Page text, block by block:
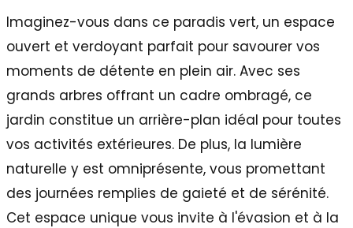
Imaginez-vous dans ce paradis vert, un espace
ouvert et verdoyant parfait pour savourer vos
moments de détente en plein air. Avec ses
grands arbres offrant un cadre ombragé, ce
jardin constitue un arrière-plan idéal pour toutes
vos activités extérieures. De plus, la lumière
naturelle y est omniprésente, vous promettant
des journées remplies de gaieté et de sérénité.
Cet espace unique vous invite à l'évasion et à la